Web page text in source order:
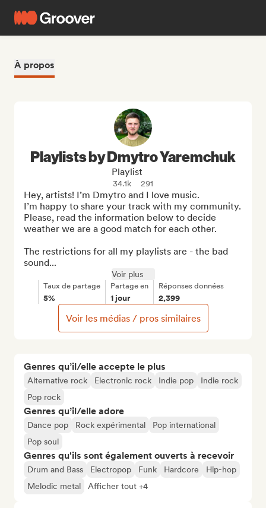
À propos
Genres qu’il/elle accepte le plus
Alternative rock Electronic rock Indie pop
Indie rock
Pop rock
Genres qu’il/elle adore
Dance pop Rock expérimental
Pop international
Pop soul
Genres qu'ils sont également ouverts à recevoir
Drum and Bass Electropop Funk Hardcore
Hip-hop
Melodic metal
Afficher tout +4
Playlists by Dmytro Yaremchuk
Playlist
34.1k 291
Hey, artists! I’m Dmytro and I love music.
I’m happy to share your track with my community.
Please, read the information below to decide
weather we are a good match for each other.
The restrictions for all my playlists are - the bad
sound...
Voir plus
Taux de partage
5%
Partage en
1 jour
Réponses données
2,399
Voir les médias / pros similaires